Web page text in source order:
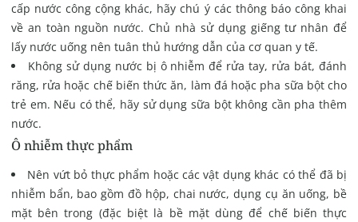
cấp nước công cộng khác, hãy chú ý các thông báo công khai
về an toàn nguồn nước. Chủ nhà sử dụng giếng tư nhân để
lấy nước uống nên tuân thủ hướng dẫn của cơ quan y tế.
Không sử dụng nước bị ô nhiễm để rửa tay, rửa bát, đánh
răng, rửa hoặc chế biến thức ăn, làm đá hoặc pha sữa bột cho
trẻ em. Nếu có thể, hãy sử dụng sữa bột không cần pha thêm
nước.
Ô nhiễm thực phẩm
Nên vứt bỏ thực phẩm hoặc các vật dụng khác có thể đã bị
nhiễm bẩn, bao gồm đồ hộp, chai nước, dụng cụ ăn uống, bề
mặt bên trong (đặc biệt là bề mặt dùng để chế biến thực